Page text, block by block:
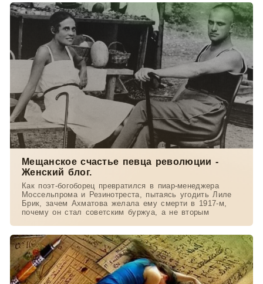
Мещанское счастье певца революции -
Женский блог.
Как поэт-богоборец превратился в пиар-менеджера
Моссельпрома и Резинотреста, пытаясь угодить Лиле
Брик, зачем Ахматова желала ему смерти в 1917-м,
почему он стал советским буржуа, а не вторым